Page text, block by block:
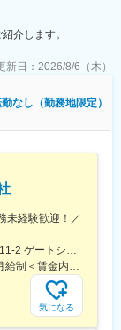
介します。
新日： 2026/8/6（木）
なし（勤務地限定）
未経験歓迎！／
＜勤務地詳細＞本社住所：東京都品川区大崎1-11-2 ゲートシティ大崎イーストタワー22Ｆ勤務地最寄駅：JR山手線／大崎駅受動喫煙対策：屋内全面禁煙変更の範囲：会社の定める事業所（リモートワーク含む）
＜予定年収＞500万円～600万円＜賃金形態＞月給制＜賃金内訳＞月額（基本給）：300,000円～350,000円＜月給＞300,000円～350,000円＜昇給有無＞有＜残業手当＞有＜給与補足＞上記年収は、あくまで目安であり、前職・経験を考慮し検討させて頂きます。■昇給：あり■賞与：あり※会社業績と個人業績に応じて算定されます。賃金はあくまでも目安の金額であり、選考を通じて上下する可能性があります。月給(月額)は固定手当を含めた表記です。
気になる